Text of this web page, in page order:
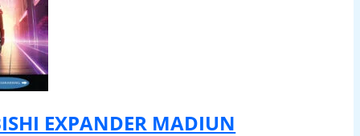
EXPANDER MADIUN